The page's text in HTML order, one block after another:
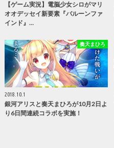
【ゲーム実況】電脳少女シロがマリ
オオデッセイ新要素『バルーンファ
インド』…
奏天まひろ
2018.10.1
銀河アリスと奏天まひろが10月2日よ
り6日間連続コラボを実施！